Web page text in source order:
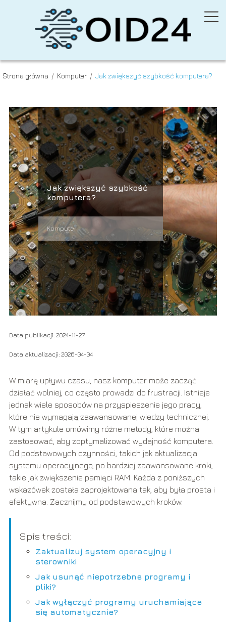
Strona główna / Komputer / Jak zwiększyć szybkość komputera?
Jak zwiększyć szybkość
komputera?
Komputer
Data publikacji: 2024-11-27
Data aktualizacji: 2026-04-04
W miarę upływu czasu, nasz komputer może zacząć
działać wolniej, co często prowadzi do frustracji. Istnieje
jednak wiele sposobów na przyspieszenie jego pracy,
które nie wymagają zaawansowanej wiedzy technicznej.
W tym artykule omówimy różne metody, które można
zastosować, aby zoptymalizować wydajność komputera.
Od podstawowych czynności, takich jak aktualizacja
systemu operacyjnego, po bardziej zaawansowane kroki,
takie jak zwiększenie pamięci RAM. Każda z poniższych
wskazówek została zaprojektowana tak, aby była prosta i
efektywna. Zacznijmy od podstawowych kroków.
Spis treści:
Zaktualizuj system operacyjny i
sterowniki
Jak usunąć niepotrzebne programy i
pliki?
Jak wyłączyć programy uruchamiające
się automatycznie?